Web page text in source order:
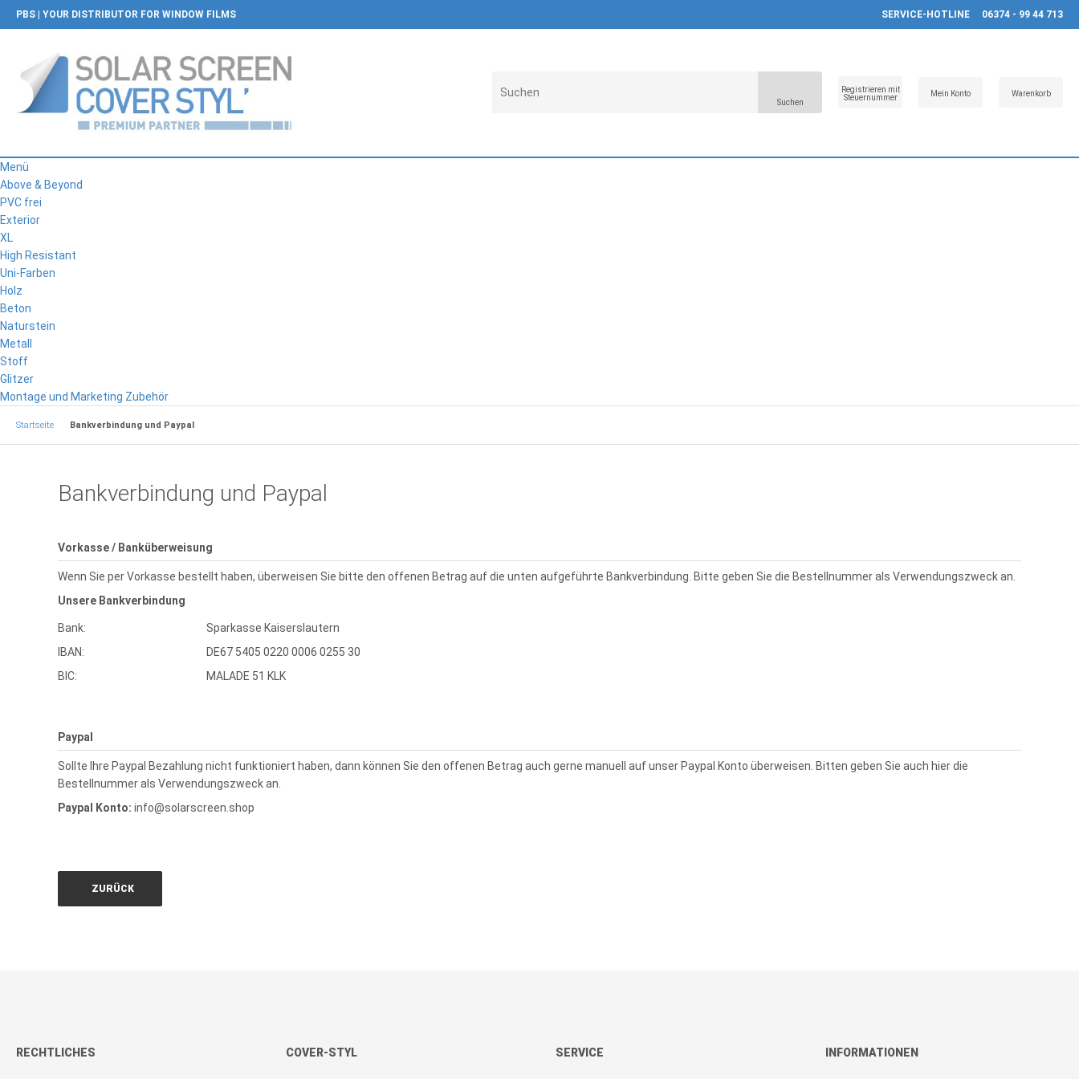
PBS | YOUR DISTRIBUTOR FOR WINDOW FILMS SERVICE-HOTLINE 06374 - 99 44 713
Suchen
Registrieren mit
Steuernummer
Mein Konto Warenkorb
Menü
Above & Beyond
PVC frei
Exterior
XL
High Resistant
Uni-Farben
Holz
Beton
Naturstein
Metall
Stoff
Glitzer
Montage und Marketing Zubehör
Startseite Bankverbindung und Paypal
Bankverbindung und Paypal
Vorkasse / Banküberweisung
Wenn Sie per Vorkasse bestellt haben, überweisen Sie bitte den offenen Betrag auf die unten aufgeführte Bankverbindung. Bitte geben Sie die Bestellnummer als Verwendungszweck an.
Unsere Bankverbindung
Bank:
Sparkasse Kaiserslautern
IBAN:
DE67 5405 0220 0006 0255 30
BIC:
MALADE 51 KLK
Paypal
Sollte Ihre Paypal Bezahlung nicht funktioniert haben, dann können Sie den offenen Betrag auch gerne manuell auf unser Paypal Konto überweisen. Bitten geben Sie auch hier die
Bestellnummer als Verwendungszweck an.
Paypal Konto: info@solarscreen.shop
ZURÜCK
RECHTLICHES COVER-STYL SERVICE INFORMATIONEN